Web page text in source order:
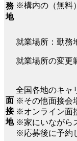
務
地
※構内の（無料
就業場所：勤務
就業場所の変更
面
接
地
全国各地のキャ
※その他面接会
※オンライン面
※家にいながら
※応募後に予約